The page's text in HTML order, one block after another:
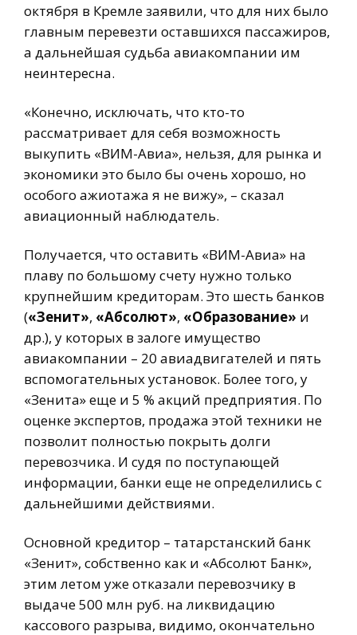
октября в Кремле заявили, что для них было
главным перевезти оставшихся пассажиров,
а дальнейшая судьба авиакомпании им
неинтересна.
«Конечно, исключать, что кто-то
рассматривает для себя возможность
выкупить «ВИМ-Авиа», нельзя, для рынка и
экономики это было бы очень хорошо, но
особого ажиотажа я не вижу», – сказал
авиационный наблюдатель.
Получается, что оставить «ВИМ-Авиа» на
плаву по большому счету нужно только
крупнейшим кредиторам. Это шесть банков
(«Зенит», «Абсолют», «Образование» и
др.), у которых в залоге имущество
авиакомпании – 20 авиадвигателей и пять
вспомогательных установок. Более того, у
«Зенита» еще и 5 % акций предприятия. По
оценке экспертов, продажа этой техники не
позволит полностью покрыть долги
перевозчика. И судя по поступающей
информации, банки еще не определились с
дальнейшими действиями.
Основной кредитор – татарстанский банк
«Зенит», собственно как и «Абсолют Банк»,
этим летом уже отказали перевозчику в
выдаче 500 млн руб. на ликвидацию
кассового разрыва, видимо, окончательно